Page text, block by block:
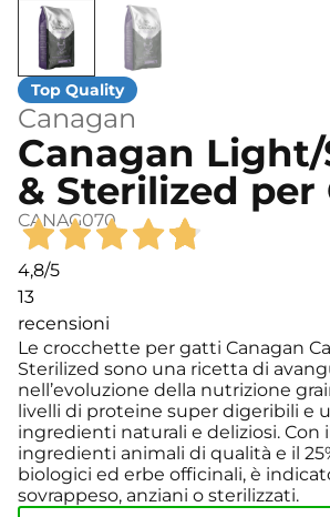
Canagan
Canagan
& Sterilized per
CANAG070
4,8/5
13
recensioni
Le crocchette per gatti Canagan
Sterilized sono una ricetta di
nell’evoluzione della nutrizione
livelli di proteine super digeribili e
ingredienti naturali e deliziosi. Con
ingredienti animali di qualità e il
biologici ed erbe officinali, è
sovrappeso, anziani o sterilizzati.